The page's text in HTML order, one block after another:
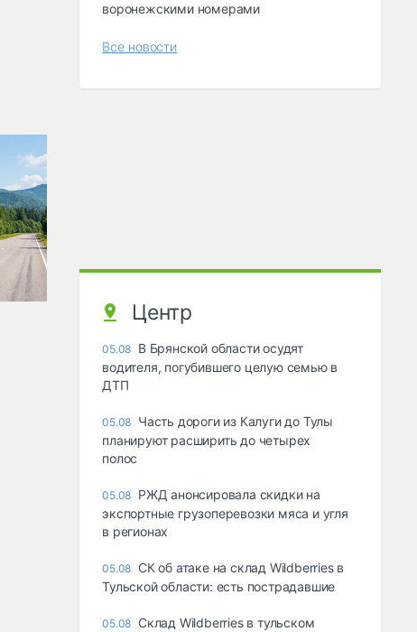
воронежскими номерами
Все новости
Центр
05.08 В Брянской области осудят
водителя, погубившего целую семью в
ДТП
05.08 Часть дороги из Калуги до Тулы
планируют расширить до четырех
полос
05.08 РЖД анонсировала скидки на
экспортные грузоперевозки мяса и угля
в регионах
05.08 СК об атаке на склад Wildberries в
Тульской области: есть пострадавшие
05.08 Склад Wildberries в тульском